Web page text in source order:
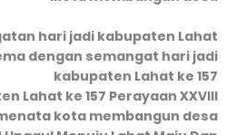
hari jadi kabupaten Lahat
dengan semangat hari jadi
kabupaten Lahat ke 157
Lahat ke 157 Perayaan XXVIII
kota membangun desa